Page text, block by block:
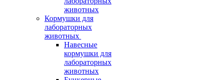
животных
Кормушки для
лабораторных
животных
Навесные
кормушки для
лабораторных
животных